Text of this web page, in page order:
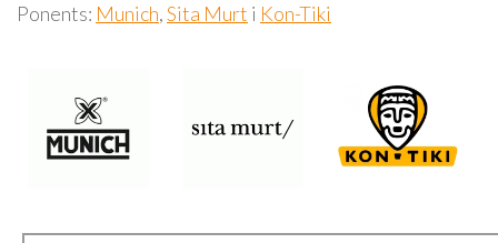
Ponents: Munich,Sita Murt i Kon-Tiki